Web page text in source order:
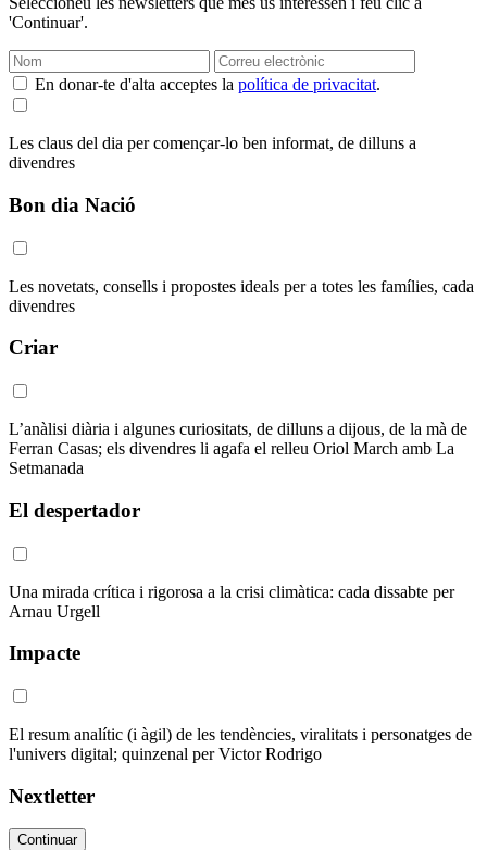
'Continuar'.
En donar-te d'alta acceptes la política de privacitat.
Les claus del dia per començar-lo ben informat, de dilluns a
divendres
Bon dia Nació
Les novetats, consells i propostes ideals per a totes les famílies, cada
divendres
Criar
L’anàlisi diària i algunes curiositats, de dilluns a dijous, de la mà de
Ferran Casas; els divendres li agafa el relleu Oriol March amb La
Setmanada
El despertador
Una mirada crítica i rigorosa a la crisi climàtica: cada dissabte per
Arnau Urgell
Impacte
El resum analític (i àgil) de les tendències, viralitats i personatges de
l'univers digital; quinzenal per Victor Rodrigo
Nextletter
Continuar